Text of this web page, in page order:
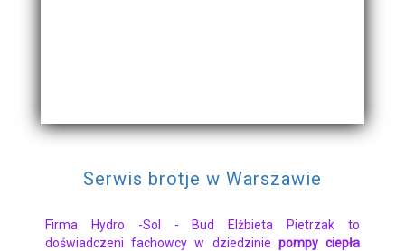
Serwis brotje w Warszawie
Firma Hydro -Sol - Bud Elżbieta Pietrzak to
doświadczeni fachowcy w dziedzinie pompy ciepła